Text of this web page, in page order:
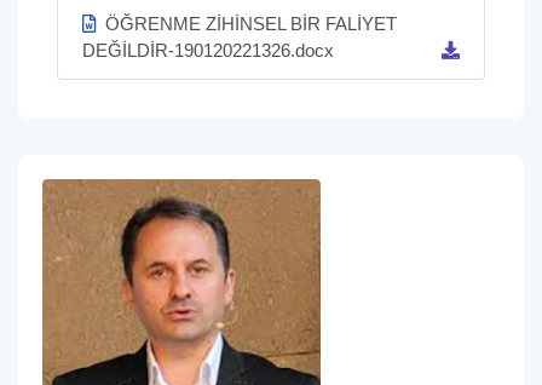
ÖĞRENME ZİHİNSEL BİR FALİYET
DEĞİLDİR-190120221326.docx